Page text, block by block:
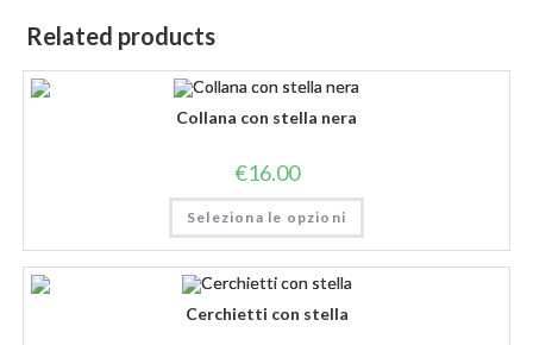
Related products
Collana con stella nera
€16.00
Seleziona le opzioni
Cerchietti con stella